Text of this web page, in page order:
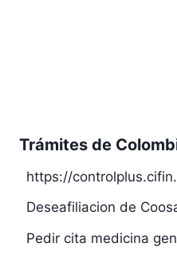
Trámites de
https://
Deseafiliacion de
Pedir cita medicina